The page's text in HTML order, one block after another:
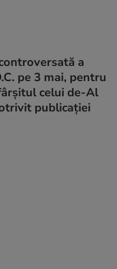
a
pe 3 mai, pentru
celui de-Al
publicației